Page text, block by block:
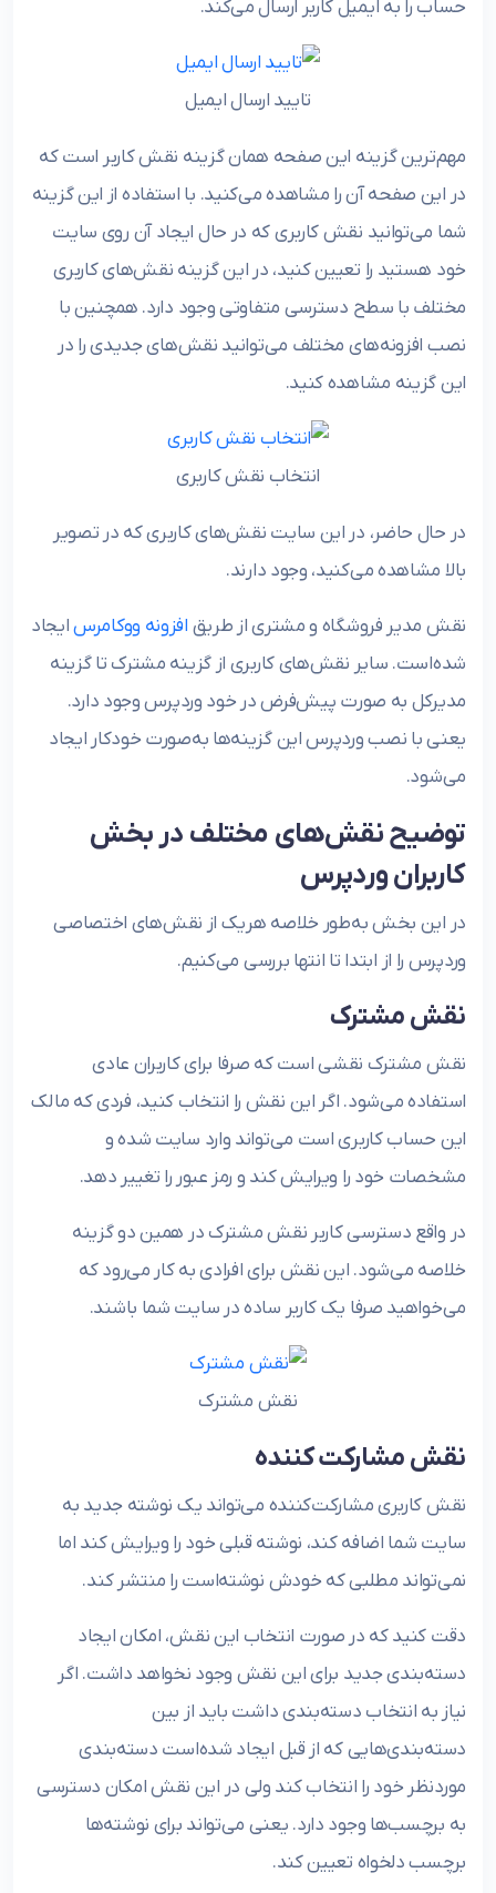
حساب را به ایمیل کاربر ارسال می‌کند.
تایید ارسال ایمیل
مهم‌ترین گزینه این صفحه همان گزینه نقش کاربر است که
در این صفحه آن را مشاهده می‌کنید. با استفاده از این گزینه
شما می‌توانید نقش کاربری که در حال ایجاد آن روی سایت
خود هستید را تعیین کنید، در این گزینه نقش‌های کاربری
مختلف با سطح دسترسی متفاوتی وجود دارد. همچنین با
نصب افزونه‌های مختلف می‌توانید نقش‌های جدیدی را در
این گزینه مشاهده کنید.
انتخاب نقش کاربری
در حال حاضر، در این سایت نقش‌های کاربری که در تصویر
بالا مشاهده می‌کنید، وجود دارند.
نقش مدیر فروشگاه و مشتری از طریق افزونه ووکامرسایجاد
شده‌است. سایر نقش‌های کاربری از گزینه مشترک تا گزینه
مدیرکل به صورت پیش‌فرض در خود وردپرس وجود دارد.
یعنی با نصب وردپرس این گزینه‌ها به‌صورت خودکار ایجاد
می‌شود.
توضیح نقش‌های مختلف در بخش
کاربران وردپرس
در این بخش به‌طور خلاصه هریک از نقش‌های اختصاصی
وردپرس را از ابتدا تا انتها بررسی می‌کنیم.
نقش مشترک
نقش مشترک نقشی است که صرفا برای کاربران عادی
استفاده می‌شود. اگر این نقش را انتخاب کنید، فردی که مالک
این حساب کاربری است می‌تواند وارد سایت شده و
مشخصات خود را ویرایش کند و رمز عبور را تغییر دهد.
در واقع دسترسی کاربر نقش مشترک در همین دو گزینه
خلاصه می‌شود. این نقش برای افرادی به کار می‌رود که
می‌خواهید صرفا یک کاربر ساده در سایت شما باشند.
نقش مشترک
نقش مشارکت کننده
نقش کاربری مشارکت‌کننده می‌تواند یک نوشته جدید به
سایت شما اضافه کند، نوشته قبلی خود را ویرایش کند اما
نمی‌تواند مطلبی که خودش نوشته‌است را منتشر کند.
دقت کنید که در صورت انتخاب این نقش، امکان ایجاد
دسته‌بندی جدید برای این نقش وجود نخواهد داشت. اگر
نیاز به انتخاب دسته‌بندی داشت باید از بین
دسته‌بندی‌هایی که از قبل ایجاد شده‌است دسته‌بندی
موردنظر خود را انتخاب کند ولی در این نقش امکان دسترسی
به برچسب‌ها وجود دارد. یعنی می‌تواند برای نوشته‌ها
برچسب دلخواه تعیین کند.